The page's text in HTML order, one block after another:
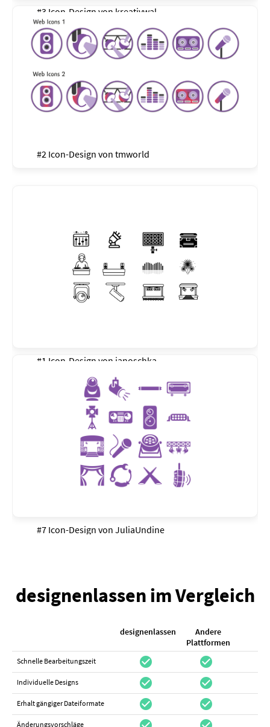
#3 Icon-Design von kreativwal
#2 Icon-Design von tmworld
#1 Icon-Design von janoschka
#7 Icon-Design von JuliaUndine
designenlassen im Vergleich
designenlassen
Andere
Plattformen
Schnelle Bearbeitungszeit check_circle check_circle
Individuelle Designs check_circle check_circle
Erhalt gängiger Dateiformate check_circle check_circle
Änderungsvorschläge